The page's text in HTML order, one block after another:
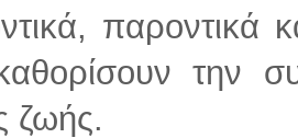
παροντικά
την
ζωής.